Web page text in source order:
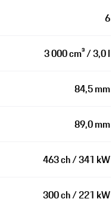
6
3 000 cm³ / 3,0 l
84,5 mm
89,0 mm
463 ch / 341 kW
300 ch / 221 kW